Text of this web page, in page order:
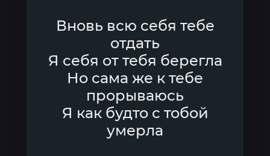
Вновь всю себя тебе
отдать
Я себя от тебя берегла
Но сама же к тебе
прорываюсь
Я как будто с тобой
умерла